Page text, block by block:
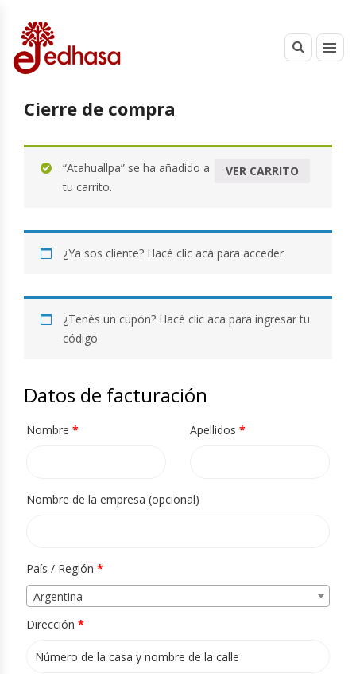
Cierre de compra
VER CARRITO
“Atahuallpa” se ha añadido a
tu carrito.
¿Ya sos cliente? Hacé clic acá para acceder
¿Tenés un cupón? Hacé clic aca para ingresar tu
código
Datos de facturación
Nombre * Apellidos *
Nombre de la empresa (opcional)
País / Región *
Argentina
Dirección *